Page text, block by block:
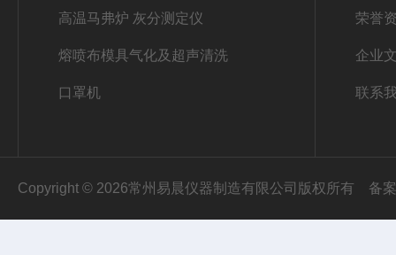
高温马弗炉 灰分测定仪
熔喷布模具气化及超声清洗
口罩机
荣誉
企业
联系
Copyright © 2026常州易晨仪器制造有限公司版权所有 备